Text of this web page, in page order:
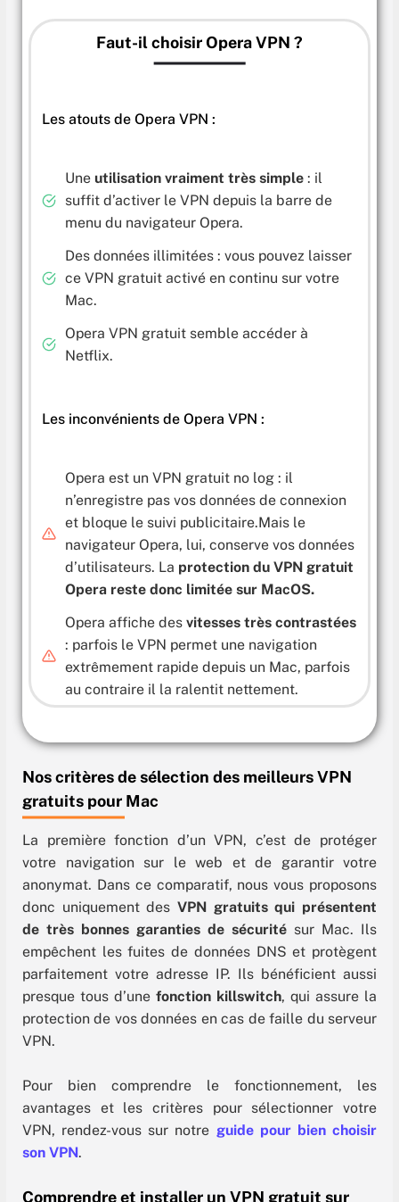
Faut-il choisir Opera VPN ?
Les atouts de Opera VPN :
Une utilisation vraiment très simple: il
suffit d’activer le VPN depuis la barre de
menu du navigateur Opera.
Des données illimitées : vous pouvez laisser
ce VPN gratuit activé en continu sur votre
Mac.
Opera VPN gratuit semble accéder à
Netflix.
Les inconvénients de Opera VPN :
Opera est un VPN gratuit no log : il
n’enregistre pas vos données de connexion
et bloque le suivi publicitaire.Mais le
navigateur Opera, lui, conserve vos données
d’utilisateurs. La protection du VPN gratuit
Opera reste donc limitée sur MacOS.
Opera affiche des vitesses très contrastées
: parfois le VPN permet une navigation
extrêmement rapide depuis un Mac, parfois
au contraire il la ralentit nettement.
Nos critères de sélection des meilleurs VPN
gratuits pour Mac
La première fonction d’un VPN, c’est de protéger
votre navigation sur le web et de garantir votre
anonymat. Dans ce comparatif, nous vous proposons
donc uniquement des VPN gratuits qui présentent
de très bonnes garanties de sécurité sur Mac. Ils
empêchent les fuites de données DNS et protègent
parfaitement votre adresse IP. Ils bénéficient aussi
presque tous d’une fonction killswitch, qui assure la
protection de vos données en cas de faille du serveur
VPN.
Pour bien comprendre le fonctionnement, les
avantages et les critères pour sélectionner votre
VPN, rendez-vous sur notre guide pour bien choisir
son VPN.
Comprendre et installer un VPN gratuit sur